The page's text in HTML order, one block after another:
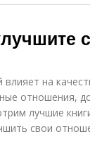
на
отношения,
лучшие
свои